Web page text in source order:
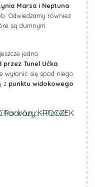
Marsa i Neptuna
Odwiedzamy również
są dumnym
jedno
przez Tunel Učka
wyłonić się spod niego
z punktu widokowego
Podróży KROCZEK